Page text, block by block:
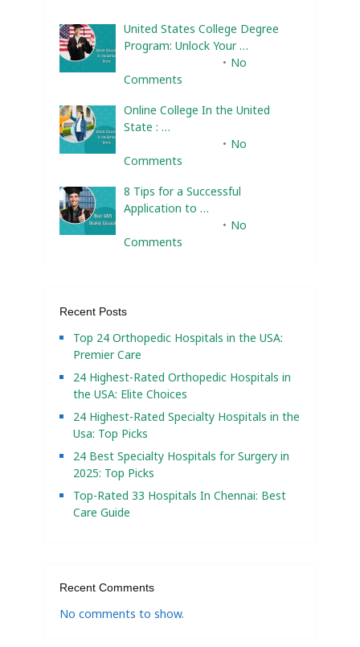
United States College Degree
Program: Unlock Your …
No
Comments
Online College In the United
State : …
No
Comments
8 Tips for a Successful
Application to …
No
Comments
Recent Posts
Top 24 Orthopedic Hospitals in the USA:
Premier Care
24 Highest-Rated Orthopedic Hospitals in
the USA: Elite Choices
24 Highest-Rated Specialty Hospitals in the
Usa: Top Picks
24 Best Specialty Hospitals for Surgery in
2025: Top Picks
Top-Rated 33 Hospitals In Chennai: Best
Care Guide
Recent Comments
No comments to show.